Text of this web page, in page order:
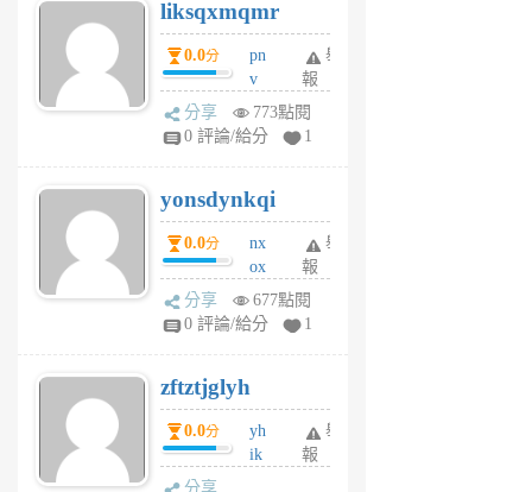
6
個
月
前
liksqxmqmr
0.0分
pn
v
wt
sv
6
個
月
前
舉
報
分享
773點閱
0 評論/給分
1
yonsdynkqi
0.0分
nx
ox
rh
pe
月
前
舉
報
分享
677點閱
0 評論/給分
1
zftztjglyh
0.0分
yh
ik
舉
報
分享